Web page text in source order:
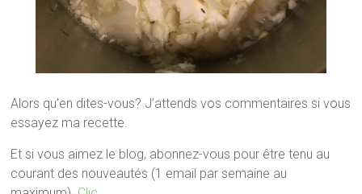
Alors qu’en dites-vous? J’attends vos commentaires si vous
essayez ma recette.
Et si vous aimez le blog, abonnez-vous pour être tenu au
courant des nouveautés (1 email par semaine au